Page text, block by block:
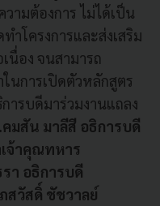
ามต้องการ ไม่ได้เป็น
ำโครงการและส่งเสริม
นื่อง จนสามารถ
นการเปิดตัวหลักสูตร
ารบดีมาร่วมงานแถลง
มสัน มาลีสี อธิการบดี
จ้าคุณทหาร
า อธิการบดี
สวัสดิ์ ชัชวาลย์